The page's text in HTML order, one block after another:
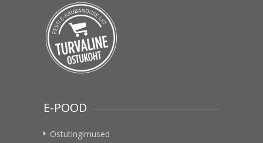
E-POOD
Ostutingimused